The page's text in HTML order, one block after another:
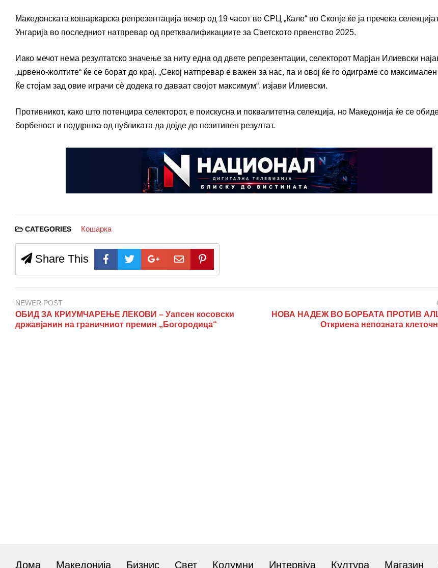
Македонската кошаркарска репрезентација вечер од 19 часот во СРЦ „Кале“ во Скопје ќе ја пречека
Унгарија во последниот натпревар од претквалификациите за Светското првенство 2025.
Иако мечот нема резултатско значење за ниту една од двете репрезентации, селекторот Марјан Илиевски
„црвено-жолтите“ ќе се борат до крај. „Секој натпревар е важен за нас, па и овој ќе го одиграме со
Ќе стојам зад овие играчи сè додека го даваат својот максимум“, изјави Илиевски.
Противникот, како што потенцира селекторот, е поискусна и поквалитетна селекција, но Македонија ќе се
борбеност и поддршка од публиката да дојде до позитивен резултат.
CATEGORIES Кошарка
Share This
NEWER POST
ОБИД ЗА КРИУМЧАРЕЊЕ ЛЕКОВИ – Уапсен косовски
државјанин на граничниот премин „Богородица“
НОВА НАДЕЖ ВО БОРБАТА ПРОТИВ
Откриена непозната
Дома Македонија Бизнис Свет Колумни Интервјуа Култура Магазин